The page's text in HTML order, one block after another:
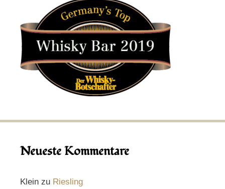
Neueste Kommentare
Klein zu Riesling